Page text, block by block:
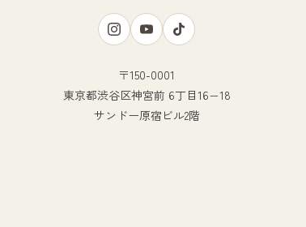
〒150-0001
東京都渋谷区神宮前 6丁目16−18
サンドー原宿ビル2階